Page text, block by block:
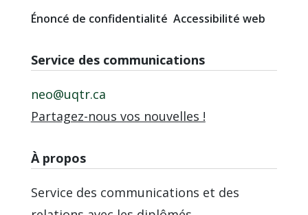
Énoncé de confidentialité Accessibilité web
Service des communications
neo@uqtr.ca
Partagez-nous vos nouvelles !
À propos
Service des communications et des